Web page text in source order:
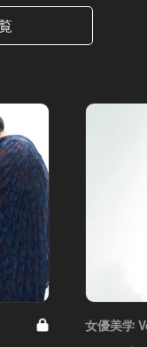
女優美学